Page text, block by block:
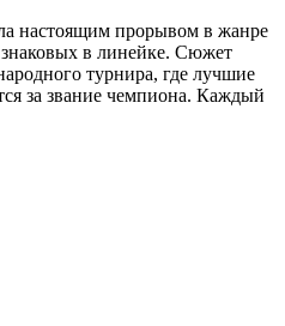
настоящим прорывом в жанре
в линейке. Сюжет
турнира, где лучшие
за звание чемпиона. Каждый